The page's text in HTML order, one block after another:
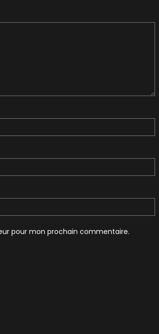
pour mon prochain commentaire.